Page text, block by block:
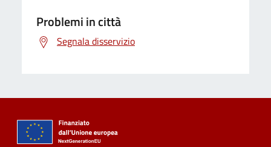
Problemi in città
Segnala disservizio